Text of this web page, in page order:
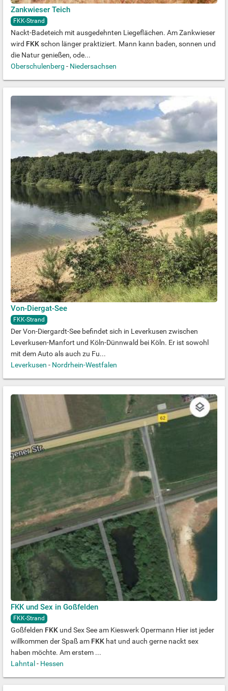
Zankwieser Teich
FKK-Strand
Nackt-Badeteich mit ausgedehnten Liegeflächen. Am Zankwieser
wird FKKschon länger praktiziert. Mann kann baden, sonnen und
die Natur genießen, ode...
Oberschulenberg - Niedersachsen
Von-Diergat-See
FKK-Strand
Der Von-Diergardt-See befindet sich in Leverkusen zwischen
Leverkusen-Manfort und Köln-Dünnwald bei Köln. Er ist sowohl
mit dem Auto als auch zu Fu...
Leverkusen - Nordrhein-Westfalen
FKK und Sex in Goßfelden
FKK-Strand
Goßfelden FKK und Sex See am Kieswerk Opermann Hier ist jeder
willkommen der Spaß am FKK hat und auch gerne nackt sex
haben möchte. Am erstem ...
Lahntal - Hessen